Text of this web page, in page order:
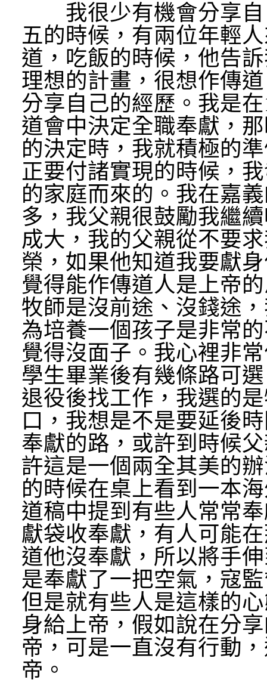
我很少有機會分享自
五的時候，有兩位年輕
道，吃飯的時候，他告
理想的計畫，很想作傳
分享自己的經歷。我是
道會中決定全職奉獻，
的決定時，我就積極的
正要付諸實現的時候，
的家庭而來的。我在嘉
多，我父親很鼓勵我繼
成大，我的父親從不要
榮，如果他知道我要獻
覺得能作傳道人是上帝
牧師是沒前途、沒錢途
為培養一個孩子是非常
覺得沒面子。我心裡非
學生畢業後有幾條路可
退役後找工作，我選的
口，我想是不是要延後
奉獻的路，或許到時候
許這是一個兩全其美的
的時候在桌上看到一本
道稿中提到有些人常常
獻袋收奉獻，有人可能
道他沒奉獻，所以將手
是奉獻了一把空氣，寇
但是就有些人是這樣的
身給上帝，假如說在分
帝，可是一直沒有行動
帝。